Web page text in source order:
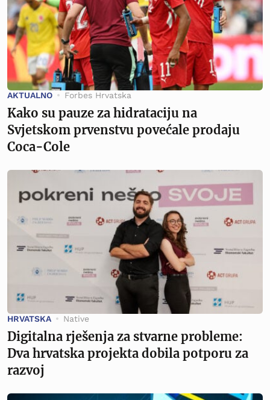
AKTUALNO Forbes Hrvatska
Kako su pauze za hidrataciju na
Svjetskom prvenstvu povećale prodaju
Coca-Cole
HRVATSKA Native
Digitalna rješenja za stvarne probleme:
Dva hrvatska projekta dobila potporu za
razvoj